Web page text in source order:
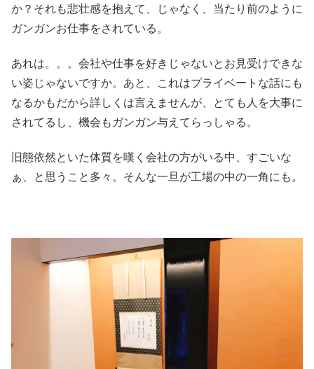
か？それも悲壮感を抱えて、じゃなく、当たり前のように
ガンガンお仕事をされている。
あれは。。。会社や仕事を好きじゃないとお見受けできな
い姿じゃないですか。あと、これはプライベートな話にも
なるかもだから詳しくは言えませんが、とても人を大事に
されてるし、機会もガンガン与えてらっしゃる。
旧態依然といた体質を嘆く会社の方がいる中、すごいな
ぁ、と思うこと多々。そんな一旦が工場の中の一角にも。